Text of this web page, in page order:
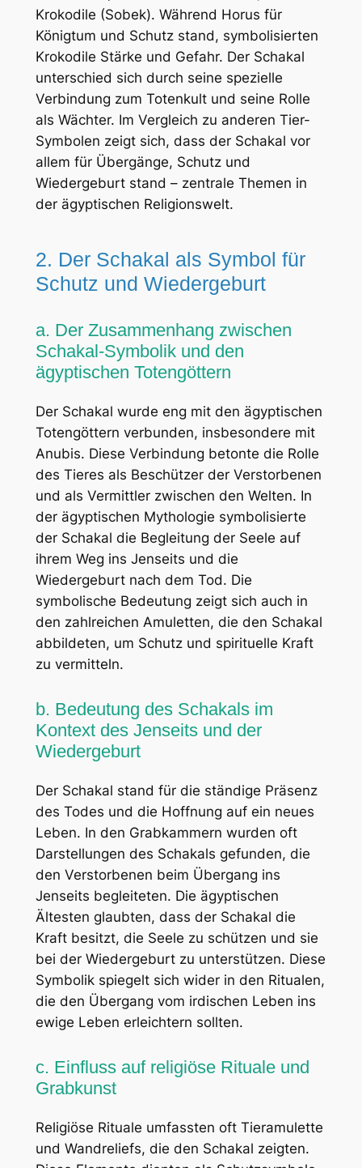
Krokodile (Sobek). Während Horus für
Königtum und Schutz stand, symbolisierten
Krokodile Stärke und Gefahr. Der Schakal
unterschied sich durch seine spezielle
Verbindung zum Totenkult und seine Rolle
als Wächter. Im Vergleich zu anderen Tier-
Symbolen zeigt sich, dass der Schakal vor
allem für Übergänge, Schutz und
Wiedergeburt stand – zentrale Themen in
der ägyptischen Religionswelt.
2. Der Schakal als Symbol für
Schutz und Wiedergeburt
a. Der Zusammenhang zwischen
Schakal-Symbolik und den
ägyptischen Totengöttern
Der Schakal wurde eng mit den ägyptischen
Totengöttern verbunden, insbesondere mit
Anubis. Diese Verbindung betonte die Rolle
des Tieres als Beschützer der Verstorbenen
und als Vermittler zwischen den Welten. In
der ägyptischen Mythologie symbolisierte
der Schakal die Begleitung der Seele auf
ihrem Weg ins Jenseits und die
Wiedergeburt nach dem Tod. Die
symbolische Bedeutung zeigt sich auch in
den zahlreichen Amuletten, die den Schakal
abbildeten, um Schutz und spirituelle Kraft
zu vermitteln.
b. Bedeutung des Schakals im
Kontext des Jenseits und der
Wiedergeburt
Der Schakal stand für die ständige Präsenz
des Todes und die Hoffnung auf ein neues
Leben. In den Grabkammern wurden oft
Darstellungen des Schakals gefunden, die
den Verstorbenen beim Übergang ins
Jenseits begleiteten. Die ägyptischen
Ältesten glaubten, dass der Schakal die
Kraft besitzt, die Seele zu schützen und sie
bei der Wiedergeburt zu unterstützen. Diese
Symbolik spiegelt sich wider in den Ritualen,
die den Übergang vom irdischen Leben ins
ewige Leben erleichtern sollten.
c. Einfluss auf religiöse Rituale und
Grabkunst
Religiöse Rituale umfassten oft Tieramulette
und Wandreliefs, die den Schakal zeigten.